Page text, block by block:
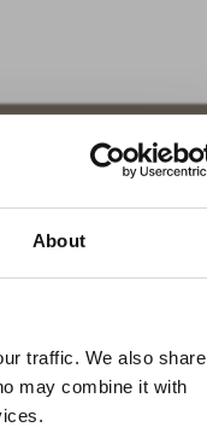
About
traffic. We also share
may combine it with